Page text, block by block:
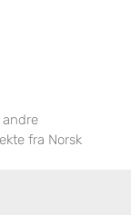
fra Norsk